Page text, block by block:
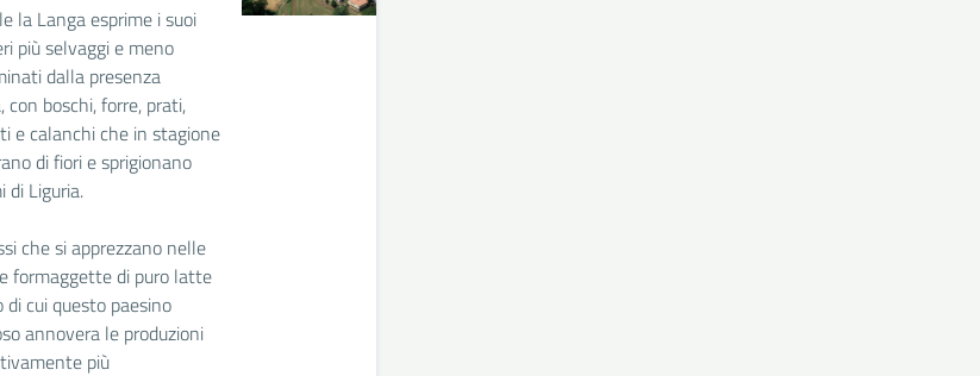
la Langa esprime i suoi
più selvaggi e meno
dalla presenza
con boschi, forre, prati,
e calanchi che in stagione
di fiori e sprigionano
di Liguria.
che si apprezzano nelle
formaggette di puro latte
di cui questo paesino
annovera le produzioni
più